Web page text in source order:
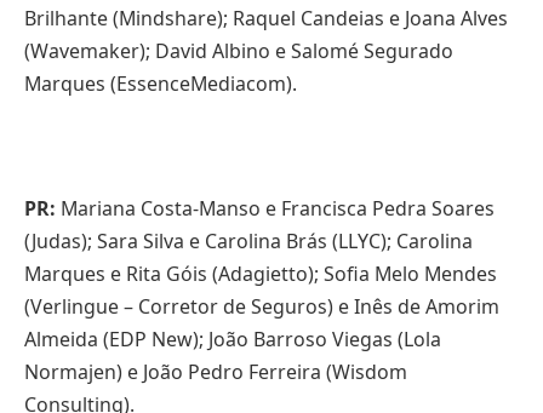
Brilhante (Mindshare); Raquel Candeias e Joana Alves
(Wavemaker); David Albino e Salomé Segurado
Marques (EssenceMediacom).
PR: Mariana Costa-Manso e Francisca Pedra Soares
(Judas); Sara Silva e Carolina Brás (LLYC); Carolina
Marques e Rita Góis (Adagietto); Sofia Melo Mendes
(Verlingue – Corretor de Seguros) e Inês de Amorim
Almeida (EDP New); João Barroso Viegas (Lola
Normajen) e João Pedro Ferreira (Wisdom
Consulting).